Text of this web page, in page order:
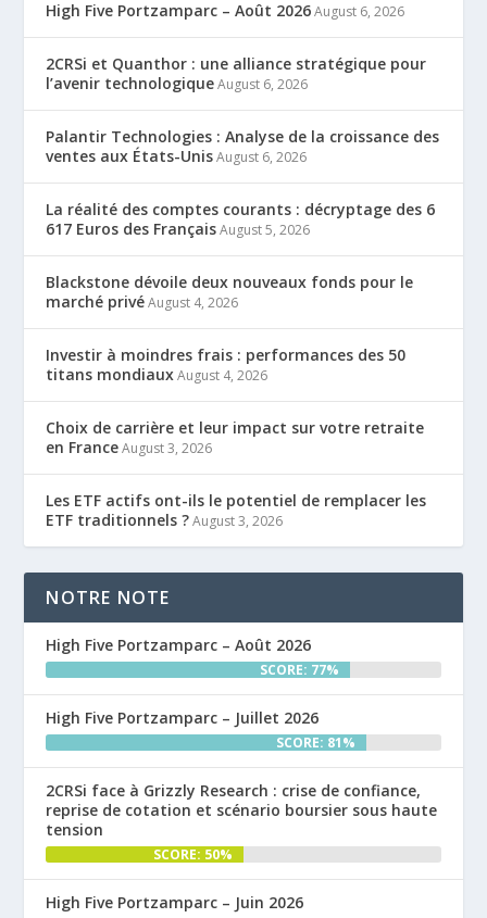
High Five Portzamparc – Août 2026 August 6, 2026
2CRSi et Quanthor : une alliance stratégique pour
l’avenir technologique August 6, 2026
Palantir Technologies : Analyse de la croissance des
ventes aux États-Unis August 6, 2026
La réalité des comptes courants : décryptage des 6
617 Euros des Français August 5, 2026
Blackstone dévoile deux nouveaux fonds pour le
marché privé August 4, 2026
Investir à moindres frais : performances des 50
titans mondiaux August 4, 2026
Choix de carrière et leur impact sur votre retraite
en France August 3, 2026
Les ETF actifs ont-ils le potentiel de remplacer les
ETF traditionnels ? August 3, 2026
NOTRE NOTE
High Five Portzamparc – Août 2026
SCORE: 77%
High Five Portzamparc – Juillet 2026
SCORE: 81%
2CRSi face à Grizzly Research : crise de confiance,
reprise de cotation et scénario boursier sous haute
tension
SCORE: 50%
High Five Portzamparc – Juin 2026